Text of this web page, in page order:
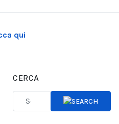
qui
CERCA